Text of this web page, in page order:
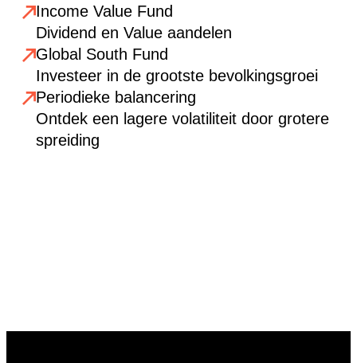
Income Value Fund
Dividend en Value aandelen
Global South Fund
Investeer in de grootste bevolkingsgroei
Periodieke balancering
Ontdek een lagere volatiliteit door grotere
spreiding